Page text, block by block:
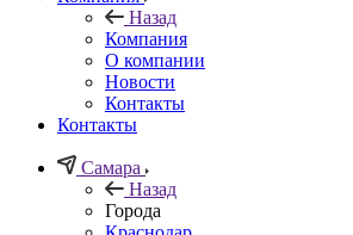
Назад
Компания
О компании
Новости
Контакты
Контакты
Самара
Назад
Города